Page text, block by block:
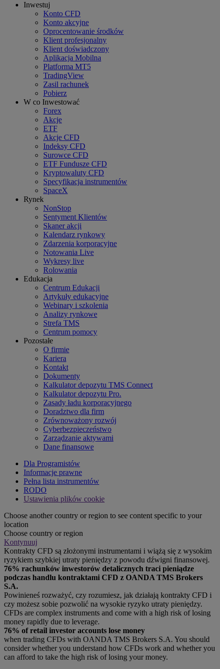
Inwestuj
Konto CFD
Konto akcyjne
Oprocentowanie środków
Klient profesjonalny
Klient doświadczony
Aplikacja Mobilna
Platforma MT5
TradingView
Zasil rachunek
Pobierz
W co Inwestować
Forex
Akcje
ETF
Akcje CFD
Indeksy CFD
Surowce CFD
ETF Fundusze CFD
Kryptowaluty CFD
Specyfikacja instrumentów
SpaceX
Rynek
NonStop
Sentyment Klientów
Skaner akcji
Kalendarz rynkowy
Zdarzenia korporacyjne
Notowania Live
Wykresy live
Rolowania
Edukacja
Centrum Edukacji
Artykuły edukacyjne
Webinary i szkolenia
Analizy rynkowe
Strefa TMS
Centrum pomocy
Pozostałe
O firmie
Kariera
Kontakt
Dokumenty
Kalkulator depozytu TMS Connect
Kalkulator depozytu Pro.
Zasady ładu korporacyjnego
Doradztwo dla firm
Zrównoważony rozwój
Cyberbezpieczeństwo
Zarządzanie aktywami
Dane finansowe
Dla Programistów
Informacje prawne
Pełna lista instrumentów
RODO
Ustawienia plików cookie
Choose another country or region to see content specific to your
location
Choose country or region
Kontynuuj
Kontrakty CFD są złożonymi instrumentami i wiążą się z wysokim
ryzykiem szybkiej utraty pieniędzy z powodu dźwigni finansowej.
76% rachunków inwestorów detalicznych traci pieniądze
podczas handlu kontraktami CFD z OANDA TMS Brokers
S.A.
Powinieneś rozważyć, czy rozumiesz, jak działają kontrakty CFD i
czy możesz sobie pozwolić na wysokie ryzyko utraty pieniędzy.
CFDs are complex instruments and come with a high risk of losing
money rapidly due to leverage.
76% of retail investor accounts lose money
when trading CFDs with OANDA TMS Brokers S.A. You should
consider whether you understand how CFDs work and whether you
can afford to take the high risk of losing your money.